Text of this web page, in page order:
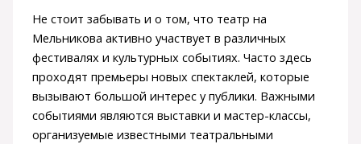
Не стоит забывать и о том, что театр на
Мельникова активно участвует в различных
фестивалях и культурных событиях. Часто здесь
проходят премьеры новых спектаклей, которые
вызывают большой интерес у публики. Важными
событиями являются выставки и мастер-классы,
организуемые известными театральными